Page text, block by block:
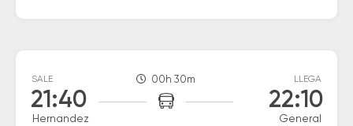
SALE
21:40
Hernandez
00h 30m LLEGA
22:10
General